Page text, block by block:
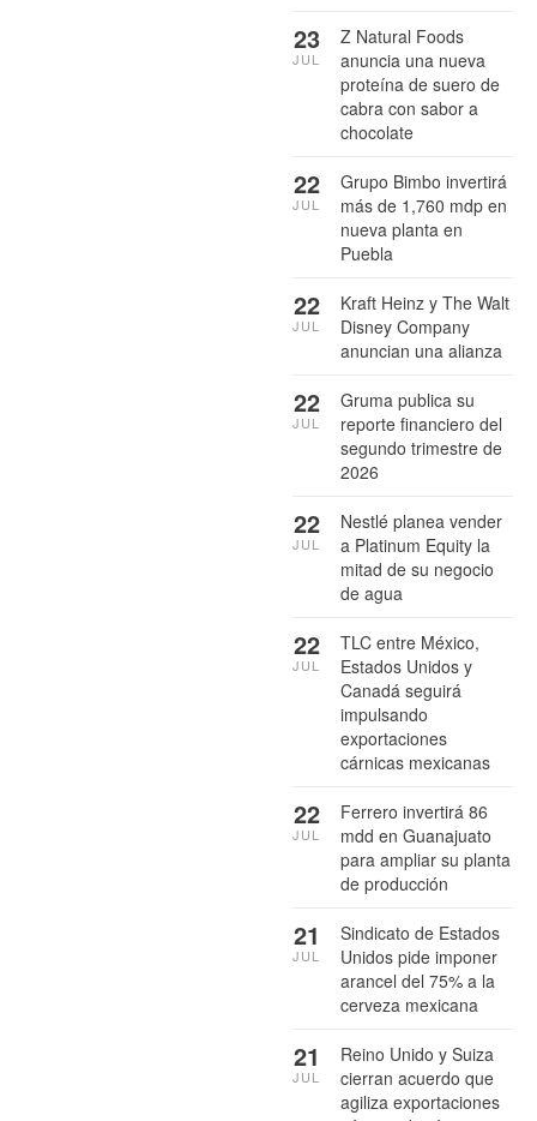
Z Natural Foods
anuncia una nueva
proteína de suero de
cabra con sabor a
chocolate
23
JUL
Grupo Bimbo invertirá
más de 1,760 mdp en
nueva planta en
Puebla
22
JUL
Kraft Heinz y The Walt
Disney Company
anuncian una alianza
22
JUL
Gruma publica su
reporte financiero del
segundo trimestre de
2026
22
JUL
Nestlé planea vender
a Platinum Equity la
mitad de su negocio
de agua
22
JUL
TLC entre México,
Estados Unidos y
Canadá seguirá
impulsando
exportaciones
cárnicas mexicanas
22
JUL
Ferrero invertirá 86
mdd en Guanajuato
para ampliar su planta
de producción
22
JUL
Sindicato de Estados
Unidos pide imponer
arancel del 75% a la
cerveza mexicana
21
JUL
Reino Unido y Suiza
cierran acuerdo que
agiliza exportaciones
21
JUL